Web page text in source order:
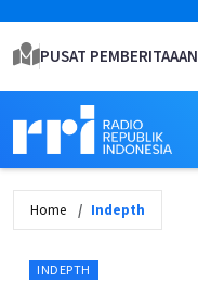
PUSAT PEMBERITAAAN
Home Indepth
INDEPTH